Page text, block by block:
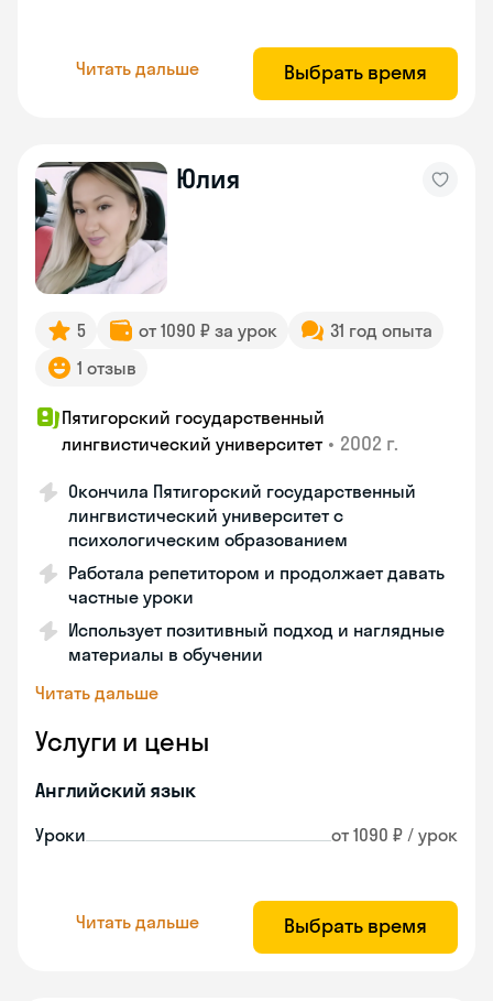
Читать дальше Выбрать время
Юлия
5 от 1090 ₽ за урок
31 год опыта
1 отзыв
Пятигорский государственный
лингвистический университет • 2002 г.
Окончила Пятигорский государственный
лингвистический университет с
психологическим образованием
Работала репетитором и продолжает давать
частные уроки
Использует позитивный подход и наглядные
материалы в обучении
Читать дальше
Услуги и цены
Английский язык
Уроки от 1090 ₽ / урок
Читать дальше Выбрать время